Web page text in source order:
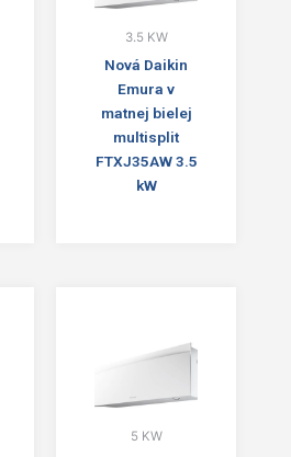
3.5 KW
Nová Daikin
Emura v
matnej bielej
multisplit
FTXJ35AW 3.5
kW
5 KW